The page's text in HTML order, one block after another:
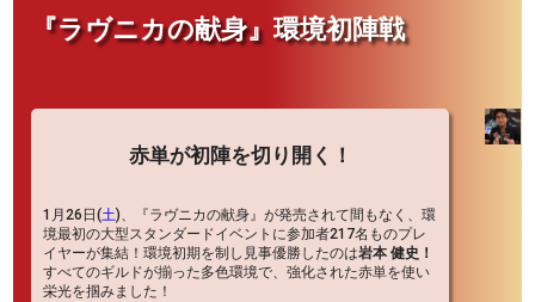
『ラヴニカの献身』環境初陣戦
赤単が初陣を切り開く！
1月26日(土)、『ラヴニカの献身』が発売されて間もなく、環
境最初の大型スタンダードイベントに参加者217名ものプレ
イヤーが集結！環境初期を制し見事優勝したのは岩本 健史！
すべてのギルドが揃った多色環境で、強化された赤単を使い
栄光を掴みました！